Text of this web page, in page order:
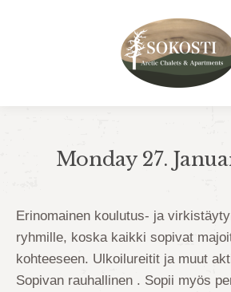
Monday 27.
Erinomainen koulutus- ja
ryhmille, koska kaikki sopivat
kohteeseen. Ulkoilureitit ja muut
Sopivan rauhallinen . Sopii myös